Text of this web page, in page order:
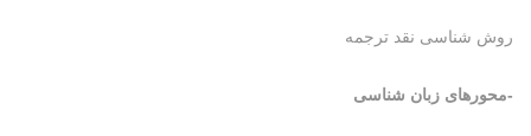
روش شناسی نقد ترجمه
-محورهای زبان شناسی